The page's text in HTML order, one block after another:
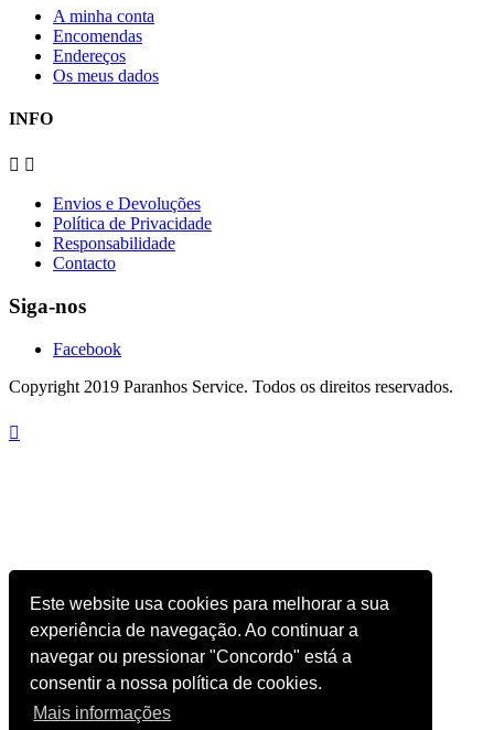
Este website usa cookies para melhorar a sua
experiência de navegação. Ao continuar a
navegar ou pressionar "Concordo" está a
consentir a nossa política de cookies.
Mais informações
A minha conta
Encomendas
Endereços
Os meus dados
INFO
 
Envios e Devoluções
Política de Privacidade
Responsabilidade
Contacto
Siga-nos
Facebook
Copyright 2019 Paranhos Service. Todos os direitos reservados.
